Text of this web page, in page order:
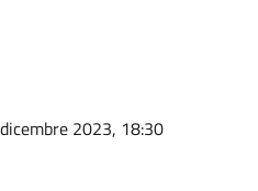
2023, 18:30